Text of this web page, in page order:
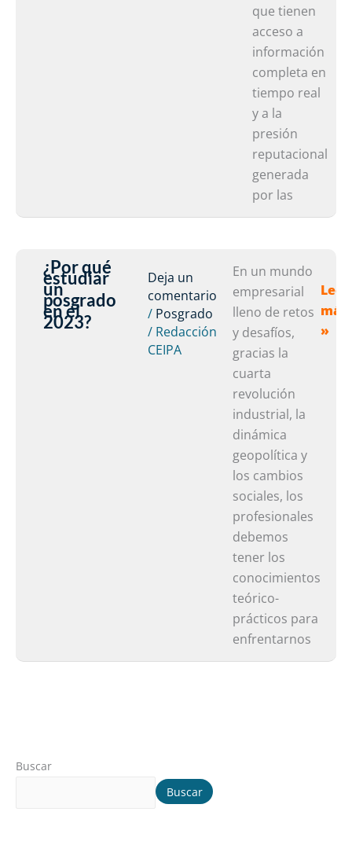
Buscar
Buscar
que tienen
acceso a
información
completa en
tiempo real
y a la
presión
reputacional
generada
por las
¿Por qué
estudiar
un
posgrado
en el
2023?
Deja un
comentario
/ Posgrado
/ Redacción
CEIPA
En un mundo
empresarial
lleno de retos
y desafíos,
gracias la
cuarta
revolución
industrial, la
dinámica
geopolítica y
los cambios
sociales, los
profesionales
debemos
tener los
conocimientos
teórico-
prácticos para
enfrentarnos
qué
un
Leer
más
»